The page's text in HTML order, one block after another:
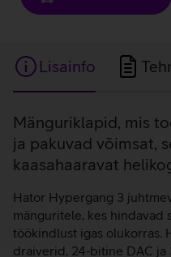
Lisainfo
Lisainfo
Mänguriklapid, mis
ja pakuvad võimsat,
kaasahaaravat
Hator Hypergang 3
mänguritele, kes hindavad
töökindlust igas olukorras.
draiverid, 24‑bitine DAC ja